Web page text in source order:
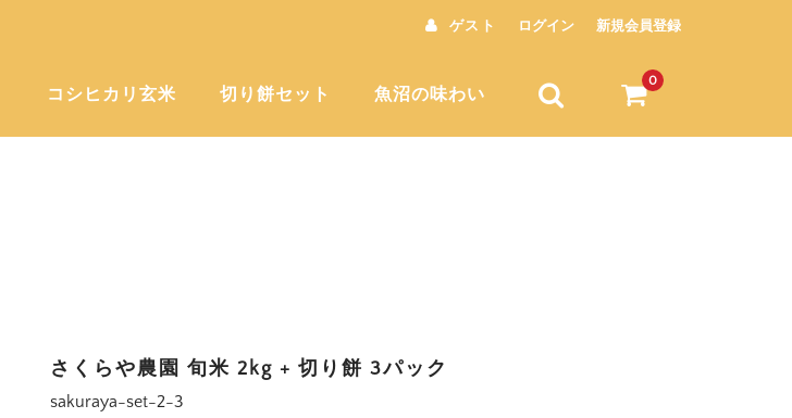
ゲスト ログイン 新規会員登録
0
コシヒカリ玄米 切り餅セット 魚沼の味わい
さくらや農園 旬米 2kg + 切り餅 3パック
sakuraya-set-2-3